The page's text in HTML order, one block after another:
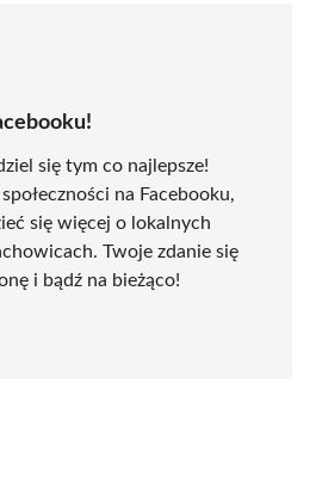
się tym co najlepsze!
na Facebooku,
się więcej o lokalnych
Twoje zdanie się
i bądź na bieżąco!